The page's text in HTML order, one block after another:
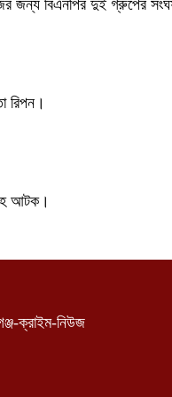
জন্য বিএনপির দুই গ্রুপের
রিপন।
আটক।